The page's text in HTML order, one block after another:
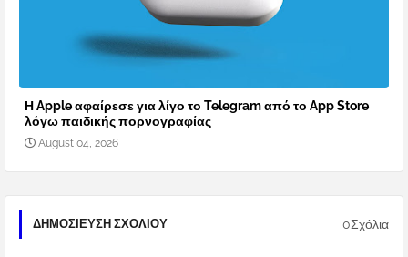
Η Apple αφαίρεσε για λίγο το Telegram από το App Store
λόγω παιδικής πορνογραφίας
August 04, 2026
ΔΗΜΟΣΊΕΥΣΗ ΣΧΟΛΊΟΥ 0Σχόλια